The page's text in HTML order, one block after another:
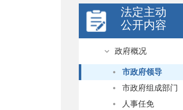
法定主动
公开内容
政府概况
市政府领导
市政府组成部门
人事任免